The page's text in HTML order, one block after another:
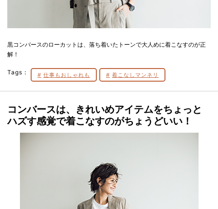
黒コンバースのローカットは、落ち着いたトーンで大人めに着こなすのが正
解！
Tags： 仕事もおしゃれも 着こなしマンネリ
コンバースは、きれいめアイテムをちょっと
ハズす感覚で着こなすのがちょうどいい！